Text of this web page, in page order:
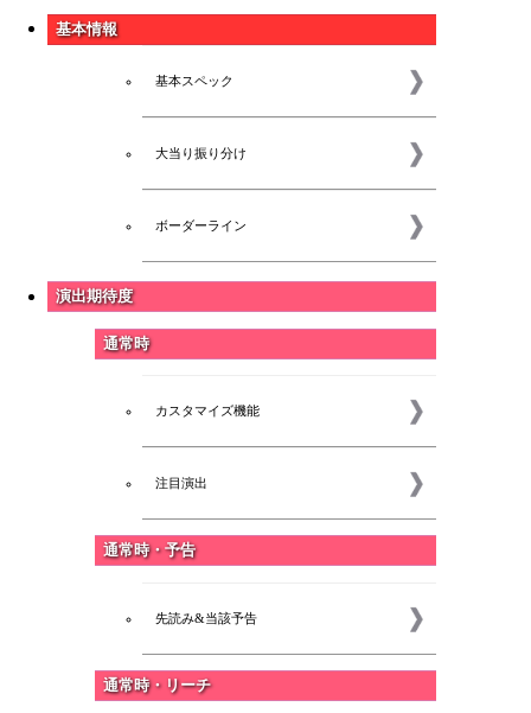
基本情報
基本スペック
大当り振り分け
ボーダーライン
演出期待度
通常時
カスタマイズ機能
注目演出
通常時・予告
先読み&当該予告
通常時・リーチ